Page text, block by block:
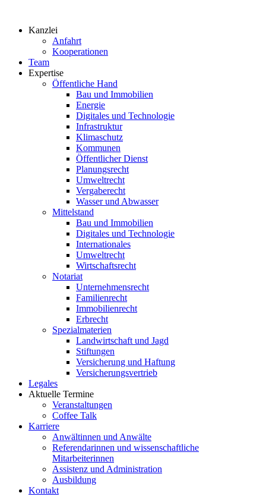
springenKanzlei
Anfahrt
Kooperationen
Team
Expertise
Öffentliche Hand
Bau und Immobilien
Energie
Digitales und Technologie
Infrastruktur
Klimaschutz
Kommunen
Öffentlicher Dienst
Planungsrecht
Umweltrecht
Vergaberecht
Wasser und Abwasser
Mittelstand
Bau und Immobilien
Digitales und Technologie
Internationales
Umweltrecht
Wirtschaftsrecht
Notariat
Unternehmensrecht
Familienrecht
Immobilienrecht
Erbrecht
Spezialmaterien
Landwirtschaft und Jagd
Stiftungen
Versicherung und Haftung
Versicherungsvertrieb
Legales
Aktuelle Termine
Veranstaltungen
Coffee Talk
Karriere
Anwältinnen und Anwälte
Referendarinnen und wissenschaftliche
Mitarbeiterinnen
Assistenz und Administration
Ausbildung
Kontakt